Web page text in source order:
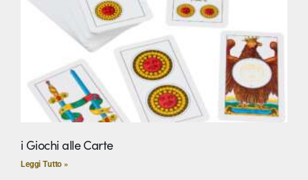
i Giochi alle Carte
Leggi Tutto »